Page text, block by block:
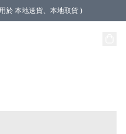
於 本地送貨、本地取貨 )